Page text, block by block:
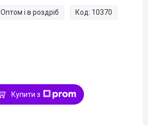
Оптом і в роздріб Код: 10370
Купити з